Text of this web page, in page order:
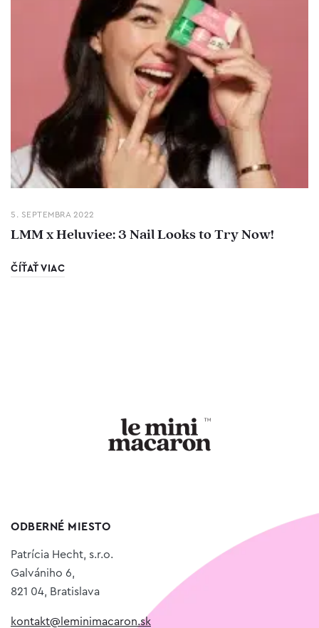
5. SEPTEMBRA 2022
LMM x Heluviee: 3 Nail Looks to Try Now!
ČÍŤAŤ VIAC
ODBERNÉ MIESTO
Patrícia Hecht, s.r.o.
Galvániho 6,
821 04, Bratislava
kontakt@leminimacaron.sk